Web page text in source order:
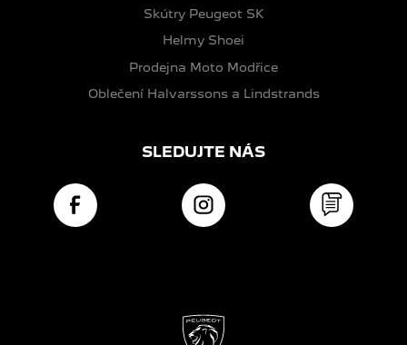
Skútry Peugeot SK
Helmy Shoei
Prodejna Moto Modřice
Oblečení Halvarssons a Lindstrands
SLEDUJTE NÁS